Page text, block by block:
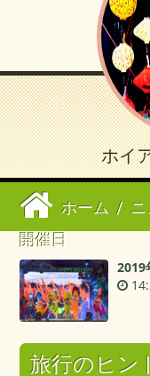
ホイ
ホーム / ニ
開催日
2019
旅行のヒン